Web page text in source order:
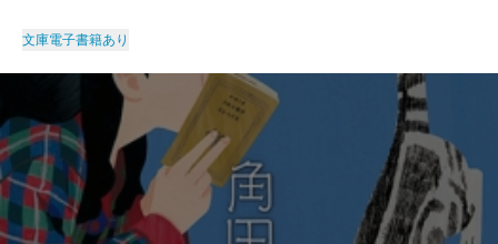
文庫電子書籍あり